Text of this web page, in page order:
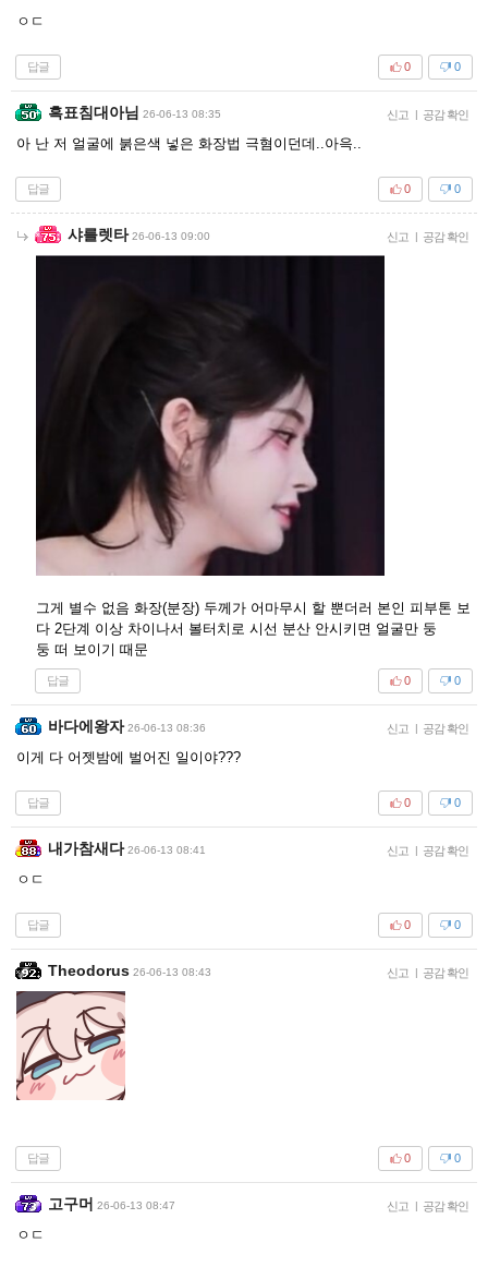
ㅇㄷ
답글 0
0
흑표침대아님 26-06-13 08:35 신고 | 공감 확인
아 난 저 얼굴에 붉은색 넣은 화장법 극혐이던데..아윽..
답글 0
0
샤를렛타 26-06-13 09:00 신고 | 공감 확인
그게 별수 없음 화장(분장) 두께가 어마무시 할 뿐더러 본인 피부톤 보
다 2단계 이상 차이나서 볼터치로 시선 분산 안시키면 얼굴만 둥
둥 떠 보이기 때문
답글 0
0
바다에왕자 26-06-13 08:36 신고 | 공감 확인
이게 다 어젯밤에 벌어진 일이야???
답글 0
0
내가참새다 26-06-13 08:41 신고 | 공감 확인
ㅇㄷ
답글 0
0
Theodorus 26-06-13 08:43 신고 | 공감 확인
답글 0
0
고구머 26-06-13 08:47 신고 | 공감 확인
ㅇㄷ